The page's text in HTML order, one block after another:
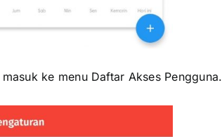
ke menu Daftar Akses Pengguna.